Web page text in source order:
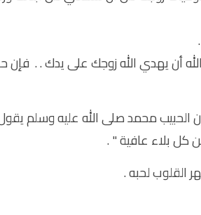
أن يهدي الله زوجك على يدك . .
الحبيب محمد صلى الله عليه وسلم
بلاء عافية " .
القلوب لحبه .